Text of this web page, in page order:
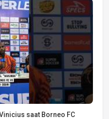
saat Borneo FC